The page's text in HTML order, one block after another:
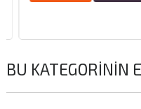
BU KATEGORININ